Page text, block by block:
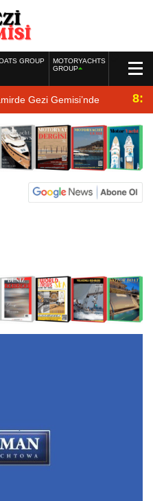
GROUP
MOTORYACHTS
GROUP
Gezi Gemisi’nde